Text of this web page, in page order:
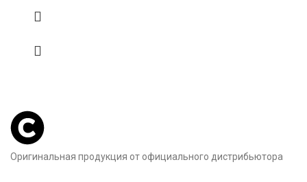
Оригинальная продукция от официального дистрибьютора